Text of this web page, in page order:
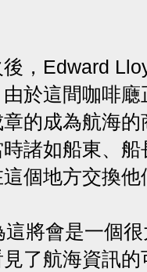
，Edward
於這間咖啡
的成為航海
諸如船東、
個地方交換他
將會是一個
了航海資訊